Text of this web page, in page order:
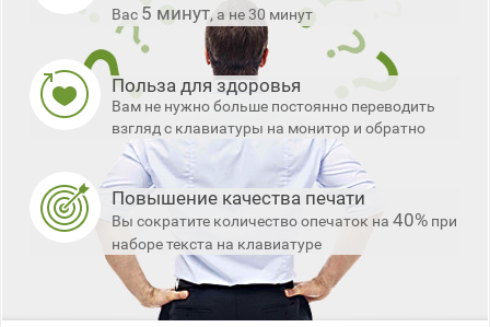
Вас 5 минут, а не 30 минут
Польза для здоровья
Вам не нужно больше постоянно переводить
взгляд с клавиатуры на монитор и обратно
Повышение качества печати
Вы сократите количество опечаток на 40% при
наборе текста на клавиатуре